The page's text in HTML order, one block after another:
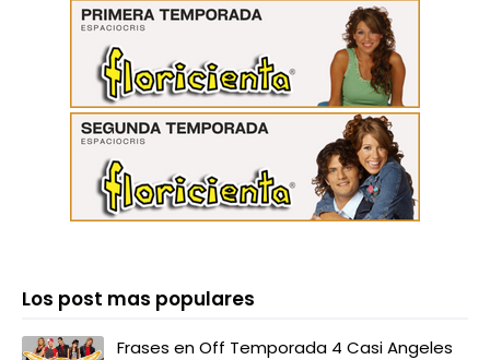
Los post mas populares
Frases en Off Temporada 4 Casi Angeles